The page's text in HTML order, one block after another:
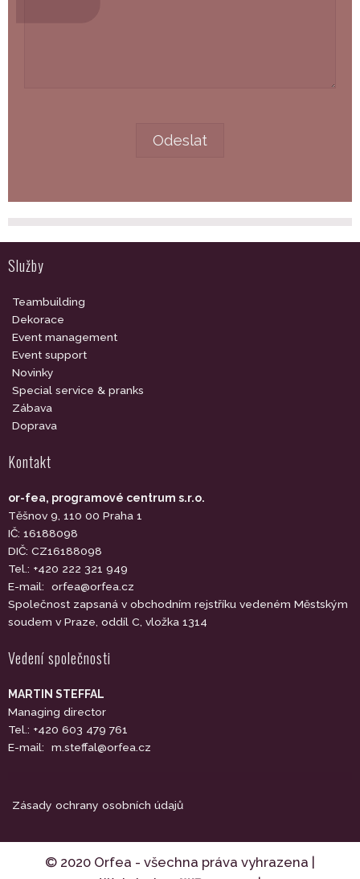
Služby
Teambuilding
Dekorace
Event management
Event support
Novinky
Special service & pranks
Zábava
Doprava
Kontakt
or-fea, programové centrum s.r.o.
Těšnov 9, 110 00 Praha 1
IČ: 16188098
DIČ: CZ16188098
Tel.: +420 222 321 949
E-mail:
orfea@orfea.cz
Společnost zapsaná v obchodním rejstříku vedeném Městským
soudem v Praze, oddíl C, vložka 1314
Vedení společnosti
MARTIN STEFFAL
Managing director
Tel.: +420 603 479 761
E-mail:
m.steffal@orfea.cz
Zásady ochrany osobních údajů
© 2020 Orfea - všechna práva vyhrazena |